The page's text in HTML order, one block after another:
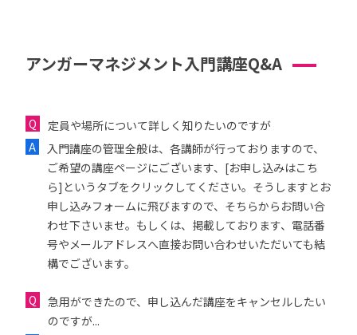
アンガーマネジメント入門講座Q&A
定員や場所について詳しく知りたいのですが
入門講座の管理全般は、各講師が行っておりますので、
ご希望の講座ページにございます、[お申し込みはこち
ら]というタブをクリックしてください。そうしますとお
申し込みフォームに飛びますので、そちらからお問い合
わせ下さいませ。もしくは、掲載しております、電話番
号やメールアドレスへ直接お問い合わせいただいても結
構でございます。
急用ができたので、申し込んだ講座をキャンセルしたい
のですが...